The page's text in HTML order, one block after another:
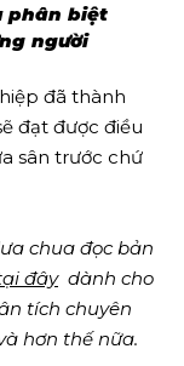
phân biệt
người
đã thành
đạt được điều
sân trước chứ
chua đọc bản
đây
  dành cho
tích chuyên
hơn thế nữa.